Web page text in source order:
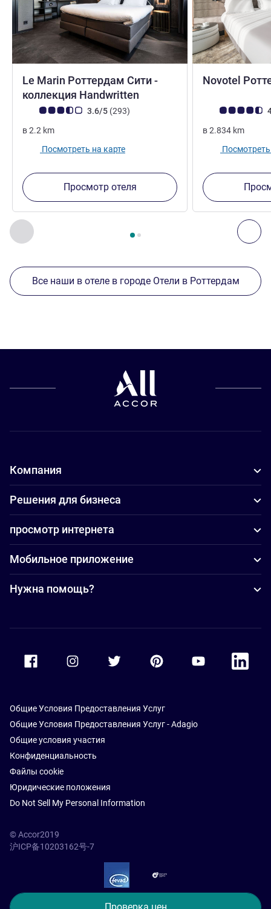
Назад - Другие отели поблизости
Страница , Другие отели поблизости 1 :, Другие
Le Marin Роттердам Сити -
коллекция Handwritten
Примечание: отзывы клиентов (Рейтинг ALL)
3.6/5 (293Отзывов
)
в2.2 km
Посмотреть на карте
Просмотр отеля
Novotel
Примечание:
в2.834 km
Посмотреть
Все наши в отеле в городе Отели в Роттердам
Компания
Решения для бизнеса
просмотр интернета
Мобильное приложение
Нужна помощь?
Accor Facebook Accor TwitterAccor PinterestAccor Youtube
Accor
Общие Условия Предоставления Услуг
Общие Условия Предоставления Услуг - Adagio
Общие условия участия
Конфиденциальность
Файлы cookie
Юридические положения
Do Not Sell My Personal Information
© Accor2019
沪ICP备10203162号-7